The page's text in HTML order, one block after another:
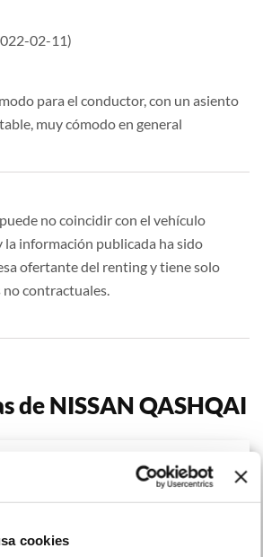
cookies
02-11)
para el conductor, con un asiento
muy cómodo en general
no coincidir con el vehículo
la información publicada ha sido
ofertante del renting y tiene solo
contractuales.
de NISSAN QASHQAI